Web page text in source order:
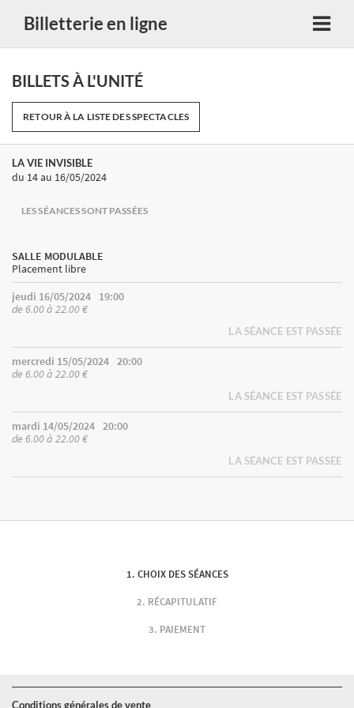
Billetterie en ligne
BILLETS À L'UNITÉ
RETOUR À LA LISTE DES SPECTACLES
LA VIE INVISIBLE
du 14au 16/05/2024
LES SÉANCES SONT PASSÉES
SALLE MODULABLE
Placement libre
jeudi 16/05/2024
19:00
de 6.00 à 22.00 €
LA SÉANCE EST PASSÉE
mercredi 15/05/2024 20:00
de 6.00 à 22.00 €
LA SÉANCE EST PASSÉE
mardi 14/05/2024 20:00
de 6.00 à 22.00 €
LA SÉANCE EST PASSÉE
CHOIX DES SÉANCES
RÉCAPITULATIF
PAIEMENT
Conditions générales de vente